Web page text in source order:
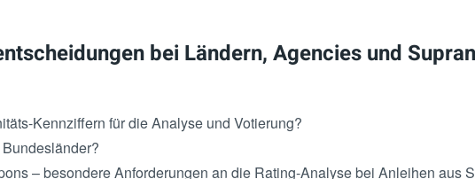
bei Ländern, Agencies und
Kennziffern für die Analyse und Votierung?
– besondere Anforderungen an die Rating-Analyse bei Anleihen aus